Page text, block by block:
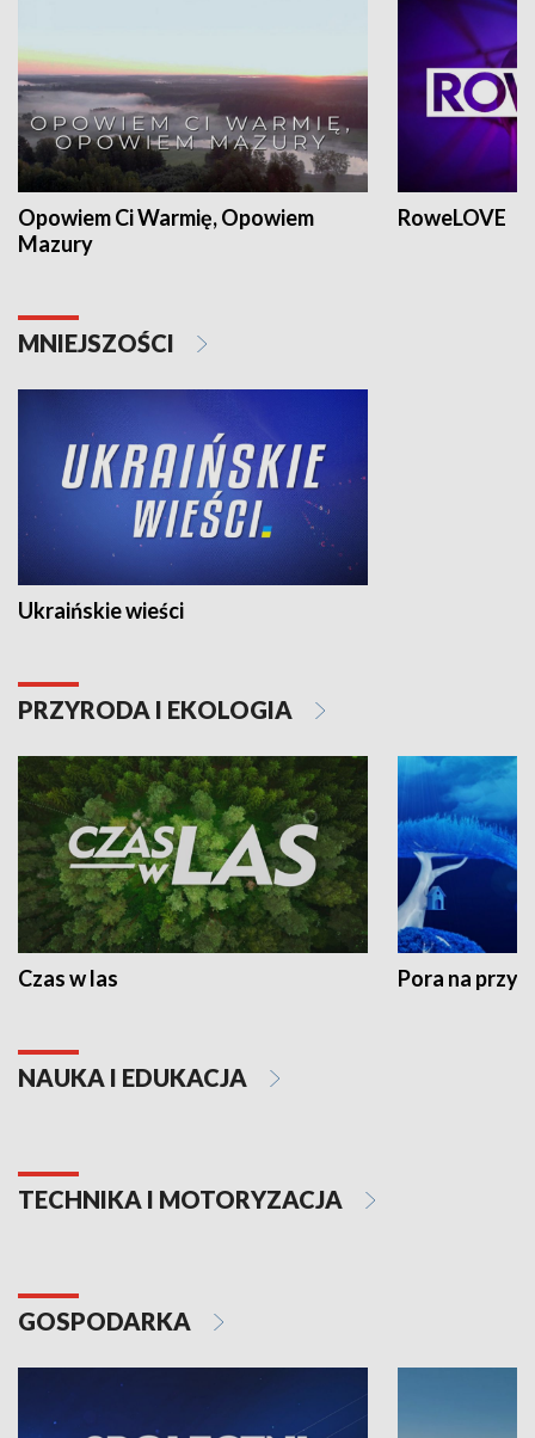
Opowiem Ci Warmię, Opowiem
Mazury
RoweLOVE
MNIEJSZOŚCI
Ukraińskie wieści
PRZYRODA I EKOLOGIA
Czas w las Pora na
NAUKA I EDUKACJA
TECHNIKA I MOTORYZACJA
GOSPODARKA